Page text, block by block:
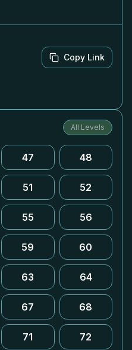
Copy Link
All Levels
47 48
51 52
55 56
59 60
63 64
67 68
71 72